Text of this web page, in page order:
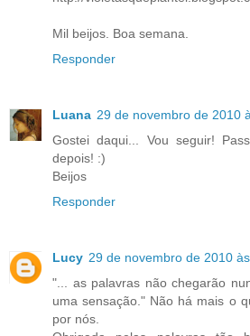
Mil beijos. Boa semana.
Responder
Luana 29 de novembro de 2010
Gostei daqui... Vou seguir!
depois! :)
Beijos
Responder
Lucy 29 de novembro de 2010
"... as palavras não chegarão
uma sensação." Não há mais o
por nós.